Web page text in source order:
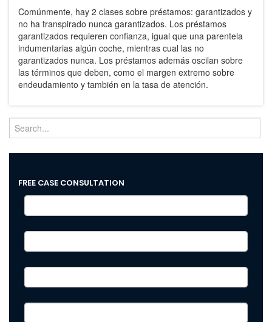
Comúnmente, hay 2 clases sobre préstamos: garantizados y
no ha transpirado nunca garantizados. Los préstamos
garantizados requieren confianza, igual que una parentela
indumentarias algún coche, mientras cual las no
garantizados nunca. Los préstamos además oscilan sobre
las términos que deben, como el margen extremo sobre
endeudamiento y también en la tasa de atención.
FREE CASE CONSULTATION